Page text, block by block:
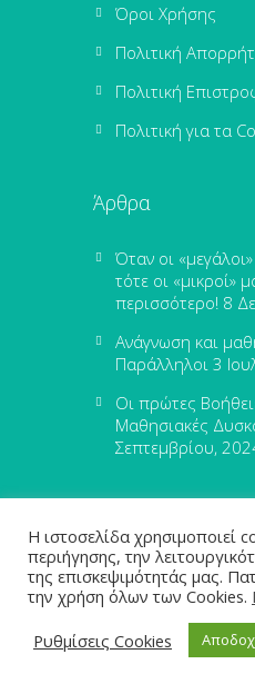
Όροι Χρήσης
Πολιτική
Πολιτική
Πολιτική για τα
Άρθρα
Όταν οι
τότε οι «μικροί»
περισσότερο! 8
Ανάγνωση και
Παράλληλοι 3
Οι πρώτες
Μαθησιακές
Σεπτεμβρίου,
Η ιστοσελίδα χρησιμοποιεί
περιήγησης, την
της επισκεψιμότητάς μας.
την χρήση όλων των Cookies.
Ρυθμίσεις Cookies